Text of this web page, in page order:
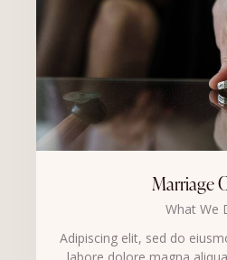
Marriage
What We
Adipiscing elit, sed do